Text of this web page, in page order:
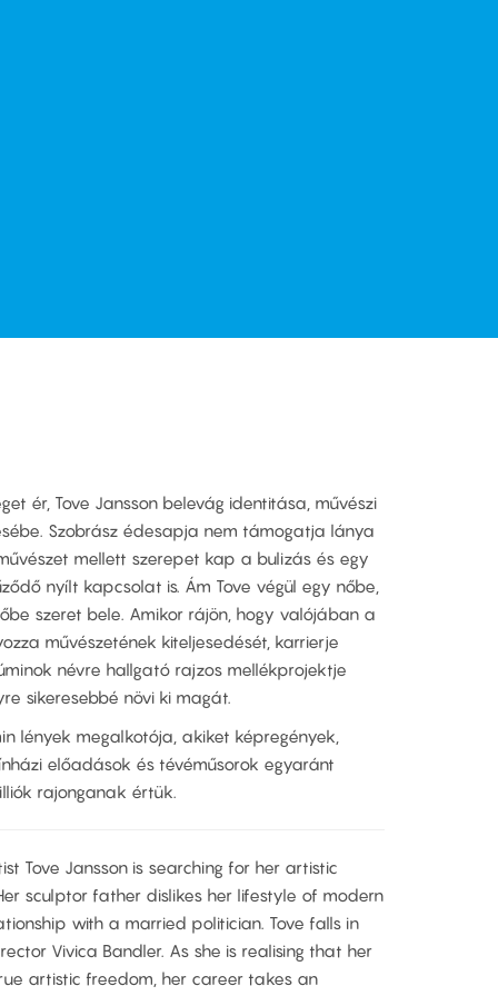
ér, Tove Jansson belevág identitása, művészi
Szobrász édesapja nem támogatja lánya
mellett szerepet kap a bulizás és egy
nyílt kapcsolat is. Ám Tove végül egy nőbe,
szeret bele. Amikor rájön, hogy valójában a
művészetének kiteljesedését, karrierje
névre hallgató rajzos mellékprojektje
sikeresebbé növi ki magát.
lények megalkotója, akiket képregények,
előadások és tévéműsorok egyaránt
rajonganak értük.
Tove Jansson is searching for her artistic
sculptor father dislikes her lifestyle of modern
with a married politician. Tove falls in
Vivica Bandler. As she is realising that her
artistic freedom, her career takes an